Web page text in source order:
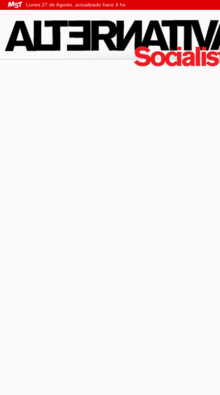
Lunes 27 de Agosto, actualizado hace 4 hs.